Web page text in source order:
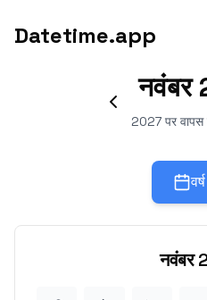
Datetime.app
नवंबर
2027 पर वापस
नवंबर